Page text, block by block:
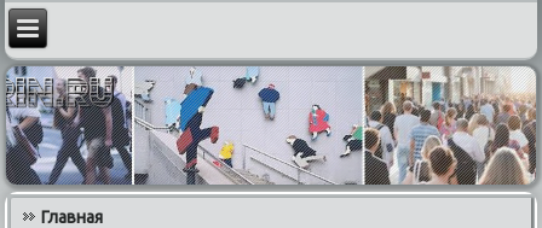
Главная